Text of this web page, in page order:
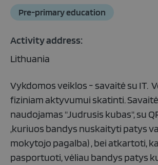
Pre-primary education
Activity address:
Lithuania
Vykdomos veiklos - savaitė su IT.
fiziniam aktyvumui skatinti.
naudojamas "Judrusis kubas", su
,kuriuos bandys nuskaityti patys
mokytojo pagalba) , bei atkartoti,
pasportuoti, vėliau bandys patys